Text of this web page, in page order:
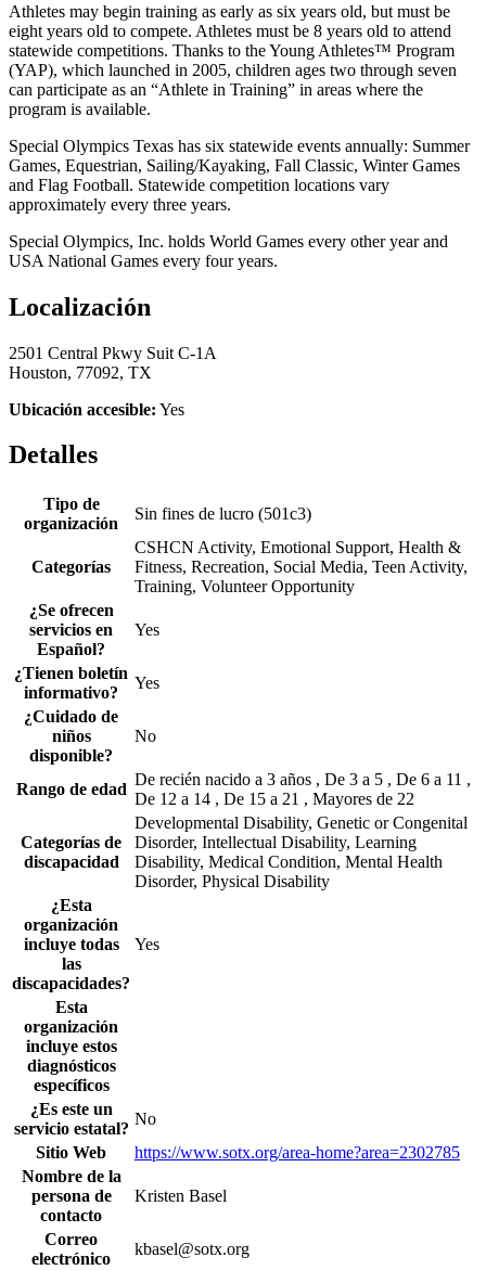
Athletes may begin training as early as six years old, but must be
eight years old to compete. Athletes must be 8 years old to attend
statewide competitions. Thanks to the Young Athletes™ Program
(YAP), which launched in 2005, children ages two through seven
can participate as an “Athlete in Training” in areas where the
program is available.
Special Olympics Texas has six statewide events annually: Summer
Games, Equestrian, Sailing/Kayaking, Fall Classic, Winter Games
and Flag Football. Statewide competition locations vary
approximately every three years.
Special Olympics, Inc. holds World Games every other year and
USA National Games every four years.
Localización
2501 Central Pkwy Suit C-1A
Houston, 77092, TX
Ubicación accesible: Yes
Detalles
Tipo de
organización
Sin fines de lucro (501c3)
Categorías
CSHCN Activity, Emotional Support, Health &
Fitness, Recreation, Social Media, Teen Activity,
Training, Volunteer Opportunity
¿Se ofrecen
servicios en
Español?
Yes
¿Tienen boletín
informativo?
Yes
¿Cuidado de
niños
disponible?
No
Rango de edad
De recién nacido a 3 años , De 3 a 5 , De 6 a 11 ,
De 12 a 14 , De 15 a 21 , Mayores de 22
Categorías de
discapacidad
Developmental Disability, Genetic or Congenital
Disorder, Intellectual Disability, Learning
Disability, Medical Condition, Mental Health
Disorder, Physical Disability
¿Esta
organización
incluye todas
las
discapacidades?
Yes
Esta
organización
incluye estos
diagnósticos
específicos
¿Es este un
servicio estatal?
No
Sitio Web
https://www.sotx.org/area-home?area=2302785
Nombre de la
persona de
contacto
Kristen Basel
Correo
electrónico
kbasel@sotx.org